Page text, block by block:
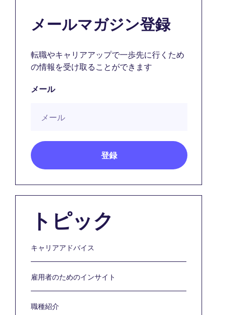
メールマガジン登録
転職やキャリアアップで一歩先に行くため
の情報を受け取ることができます
メール
トピック
キャリアアドバイス
雇用者のためのインサイト
職種紹介